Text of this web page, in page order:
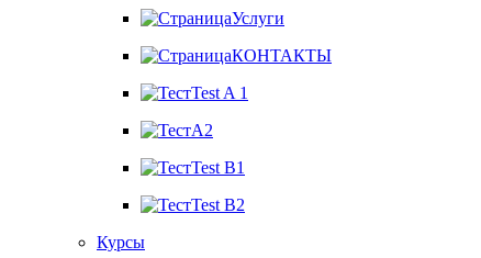
Услуги
КОНТАКТЫ
Test A 1
A2
Test B1
Test B2
Курсы